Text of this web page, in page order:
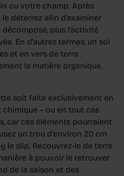
ou votre champ. Après
déterrez afin d’examiner
plus l’activité
En d’autres termes, un sol
et en vers de terre
la matière organique,
soit faite exclusivement en
– ou en tout cas
car ces éléments pourraient
un trou d’environ 20 cm
le slip. Recouvrez-le de terre
à pouvoir le retrouver
de la saison et des